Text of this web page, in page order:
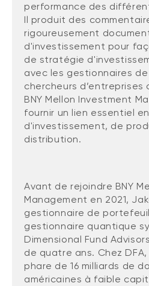
PLACEMENTS ALTERNATIFS
Placements privés
FNB d’investissements
liquides
SOLUTIONS DE LIQUIDITÉ
CATÉGORIES D'ACTIFS
Actions
Fonds équilibré
Marché monétaire
CONNEXION REQUISE
Portail de formation
Événements
Webinaires
Énoncé politique de
(Portefeuilles Méritage)
performance des
Il produit des
rigoureusement
d'investissement pour
de stratégie
avec les gestionnaires
chercheurs
BNY Mellon Investment
fournir un lien essentiel
d'investissement, de
distribution.
Avant de rejoindre BNY
Management en 2021,
gestionnaire de
gestionnaire quantique
Dimensional Fund
de quatre ans. Chez
phare de 16 milliards de
américaines à faible